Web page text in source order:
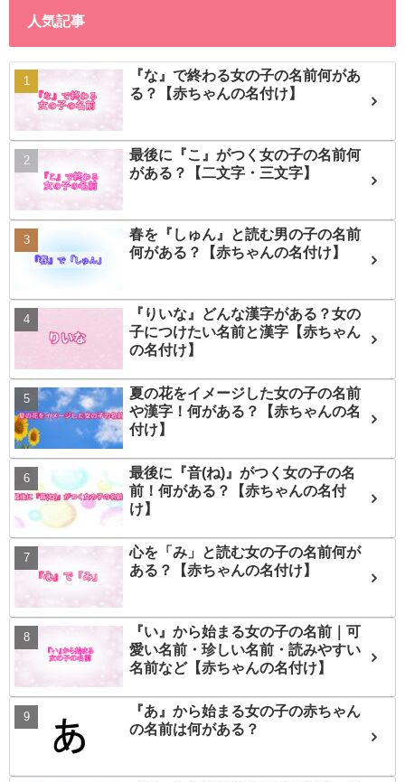
人気記事
『な』で終わる女の子の名前何があ
る？【赤ちゃんの名付け】
最後に『こ』がつく女の子の名前何
がある？【二文字・三文字】
春を『しゅん』と読む男の子の名前
何がある？【赤ちゃんの名付け】
『りいな』どんな漢字がある？女の
子につけたい名前と漢字【赤ちゃん
の名付け】
夏の花をイメージした女の子の名前
や漢字！何がある？【赤ちゃんの名
付け】
最後に『音(ね)』がつく女の子の名
前！何がある？【赤ちゃんの名付
け】
心を「み」と読む女の子の名前何が
ある？【赤ちゃんの名付け】
『い』から始まる女の子の名前｜可
愛い名前・珍しい名前・読みやすい
名前など【赤ちゃんの名付け】
『あ』から始まる女の子の赤ちゃん
の名前は何がある？